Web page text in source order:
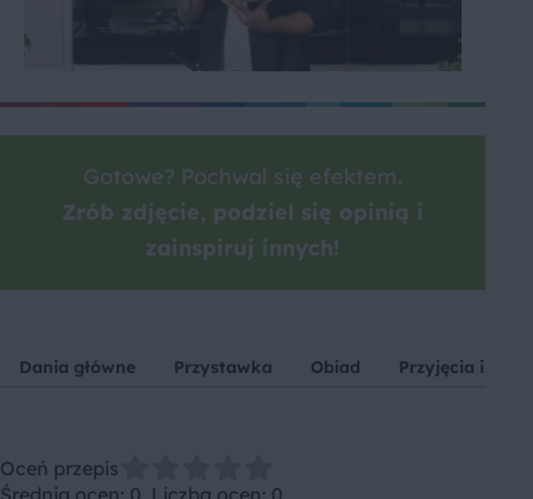
Gotowe? Pochwal się efektem.
Zrób zdjęcie, podziel się opinią i
zainspiruj innych!
Dania główne Przystawka Obiad Przyjęcia i
Oceń przepis